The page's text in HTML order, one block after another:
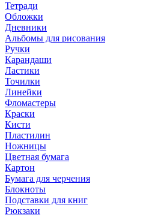
Тетради
Обложки
Дневники
Альбомы для рисования
Ручки
Карандаши
Ластики
Точилки
Линейки
Фломастеры
Краски
Кисти
Пластилин
Ножницы
Цветная бумага
Картон
Бумага для черчения
Блокноты
Подставки для книг
Рюкзаки